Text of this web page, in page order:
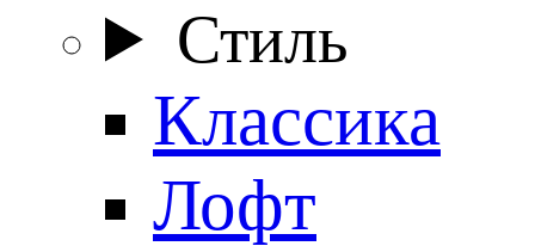
Стиль
Классика
Лофт